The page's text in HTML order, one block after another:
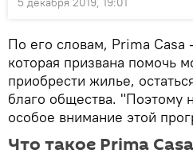
По его словам, Prima Casa
которая призвана помочь
приобрести жилье,
благо общества. "Поэтому
особое внимание этой
Что такое Prima